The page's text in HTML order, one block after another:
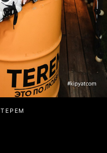
ТЕРЕМ